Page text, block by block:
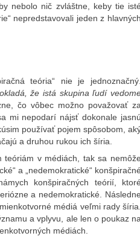
nebolo nič zvláštne, keby tie isté
nepredstavovali jeden z hlavných
teória“ nie je jednoznačný.
že istá skupina ľudí
čo vôbec možno považovať
mi nepodarí nájsť dokonale jasnú
používať pojem spôsobom,
a druhou rukou ich šíria.
teóriám v médiách, tak sa nemôže
a „nedemokratické“ konšpiračné
konšpiračných teórií, ktoré
a nedemokratické. Následne
médiá veľmi rady šíria.
a vplyvu, ale len o poukaz na
médiách.